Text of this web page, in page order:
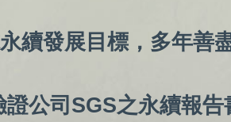
續發展目標，多年善
公司SGS之永續報告